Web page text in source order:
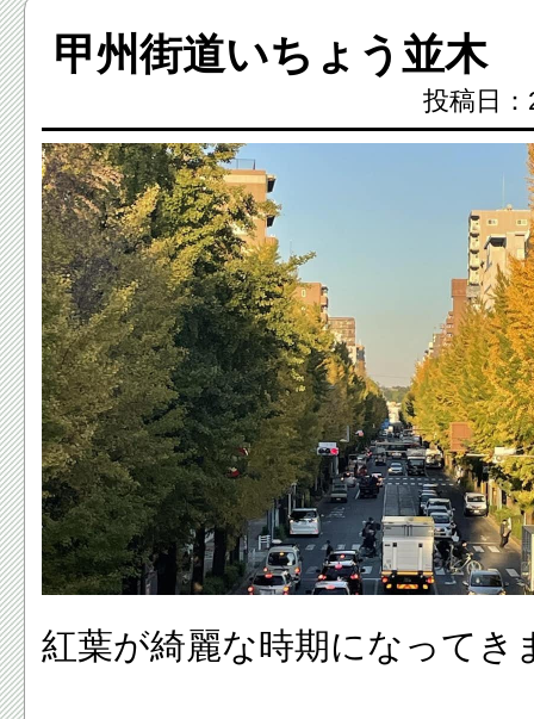
甲州街道いちょう並木
投稿日
紅葉が綺麗な時期になってき